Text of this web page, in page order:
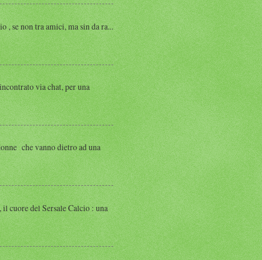
se non tra amici, ma sin da ra...
via chat, per una
che vanno dietro ad una
cuore del Sersale Calcio : una